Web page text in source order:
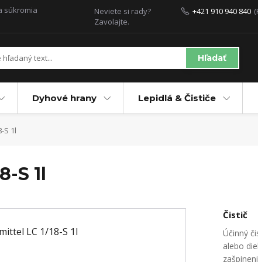
súkromia
Hľadať
Neviete si rady?
Zavolajte.
+421 910 940 840
Dyhové hrany Lepidlá & Čističe
S 1l
S 1l
Čistič
Účinný
alebo